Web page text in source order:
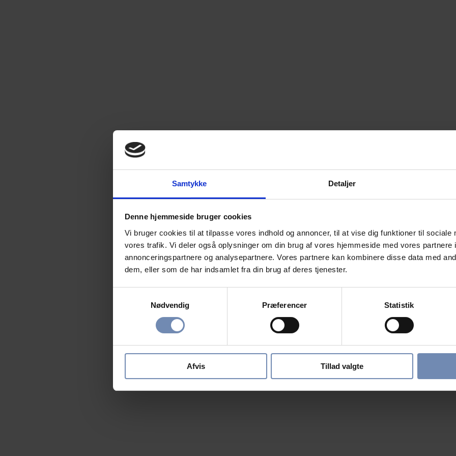
Samtykke Detaljer
Denne hjemmeside bruger cookies
Vi bruger cookies til at tilpasse vores indhold og annoncer, til at vise dig funktioner til sociale
vores trafik. Vi deler også oplysninger om din brug af vores hjemmeside med vores partnere
annonceringspartnere og analysepartnere. Vores partnere kan kombinere disse data med
dem, eller som de har indsamlet fra din brug af deres tjenester.
Nødvendig
Præferencer Statistik
Afvis Tillad valgte